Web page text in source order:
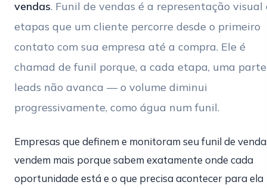
vendas. Funil de vendas é a representação visual
etapas que um cliente percorre desde o primeiro
contato com sua empresa até a compra. Ele é
chamad de funil porque, a cada etapa, uma
leads não avanca — o volume diminui
progressivamente, como água num funil.
Empresas que definem e monitoram seu funil de
vendem mais porque sabem exatamente onde cada
oportunidade está e o que precisa acontecer para ela